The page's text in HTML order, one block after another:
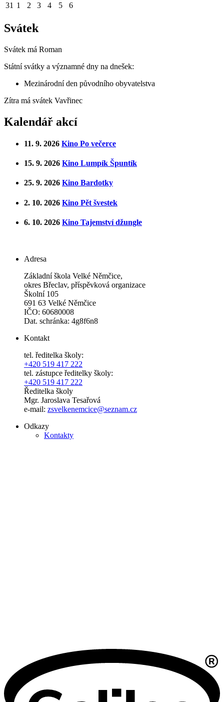
31 1 2 3 4 5 6
Svátek
Svátek má Roman
Státní svátky a významné dny na dnešek:
Mezinárodní den původního obyvatelstva
Zítra má svátek Vavřinec
Kalendář akcí
11. 9. 2026 Kino Po večerce
15. 9. 2026 Kino Lumpík Špuntík
25. 9. 2026 Kino Bardotky
2. 10. 2026 Kino Pět švestek
6. 10. 2026 Kino Tajemství džungle
Adresa
Základní škola Velké Němčice,
okres Břeclav, příspěvková organizace
Školní 105
691 63 Velké Němčice
IČO: 60680008
Dat. schránka: 4g8f6n8
Kontakt
tel. ředitelka školy:
+420 519 417 222
tel. zástupce ředitelky školy:
+420 519 417 222
Ředitelka školy
Mgr. Jaroslava Tesařová
e-mail: zsvelkenemcice@seznam.cz
Odkazy
Kontakty